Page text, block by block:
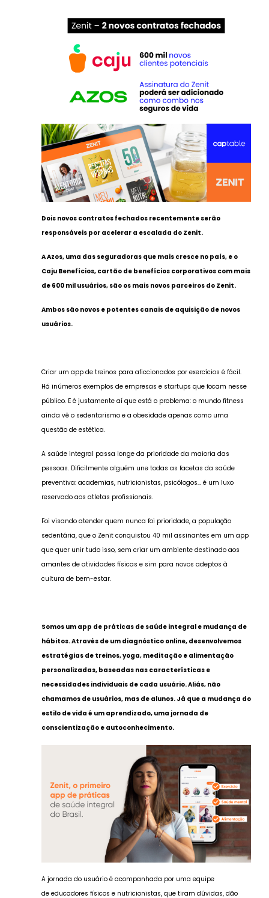
Dois novos contratos fechados recentemente serão
responsáveis por acelerar a escalada do Zenit.
A Azos, uma das seguradoras que mais cresce no país, e o
Caju Benefícios, cartão de benefícios corporativos com mais
de 600 mil usuários, são os mais novos parceiros do Zenit.
Ambos são novos e potentes canais de aquisição de novos
usuários.
Criar um app de treinos para aficcionados por exercícios é fácil.
Há inúmeros exemplos de empresas e startups que focam nesse
público. E é justamente aí que está o problema: o mundo fitness
ainda vê o sedentarismo e a obesidade apenas como uma
questão de estética.
A saúde integral passa longe da prioridade da maioria das
pessoas. Dificilmente alguém une todas as facetas da saúde
preventiva: academias, nutricionistas, psicólogos… é um luxo
reservado aos atletas profissionais.
Foi visando atender quem nunca foi prioridade, a população
sedentária, que o Zenit conquistou 40 mil assinantes em um app
que quer unir tudo isso, sem criar um ambiente destinado aos
amantes de atividades físicas e sim para novos adeptos à
cultura de bem-estar.
Somos um app de práticas de saúde integral e mudança de
hábitos. Através de um diagnóstico online, desenvolvemos
estratégias de treinos, yoga, meditação e alimentação
personalizadas, baseadas nas características e
necessidades individuais de cada usuário. Aliás, não
chamamos de usuários, mas de alunos. Já que a mudança do
estilo de vida é um aprendizado, uma jornada de
conscientização e autoconhecimento.
A jornada do usuário é acompanhada por uma equipe
de educadores físicos e nutricionistas, que tiram dúvidas, dão